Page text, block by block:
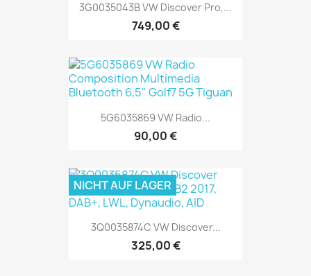
3G0035043B VW Discover Pro,...
749,00 €
5G6035869 VW Radio...
90,00 €
3Q0035874C VW Discover...
325,00 €
NICHT AUF LAGER